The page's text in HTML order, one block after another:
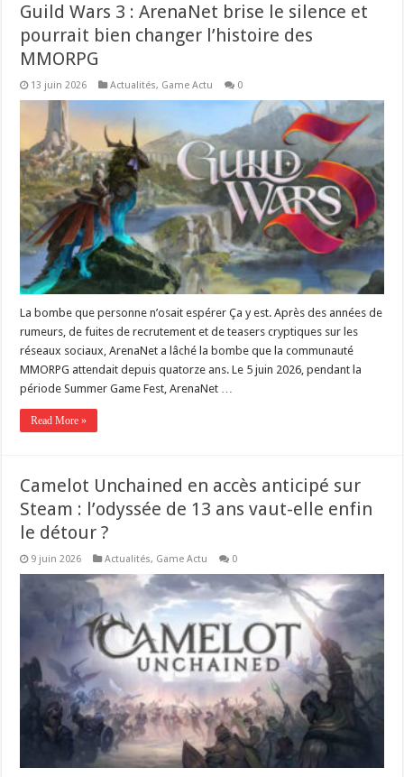
Guild Wars 3 : ArenaNet brise le silence et
pourrait bien changer l’histoire des
MMORPG
13 juin 2026 Actualités, Game Actu 0
La bombe que personne n’osait espérer Ça y est. Après des années de
rumeurs, de fuites de recrutement et de teasers cryptiques sur les
réseaux sociaux, ArenaNet a lâché la bombe que la communauté
MMORPG attendait depuis quatorze ans. Le 5 juin 2026, pendant la
période Summer Game Fest, ArenaNet …
Read More »
Camelot Unchained en accès anticipé sur
Steam : l’odyssée de 13 ans vaut-elle enfin
le détour ?
9 juin 2026 Actualités, Game Actu 0